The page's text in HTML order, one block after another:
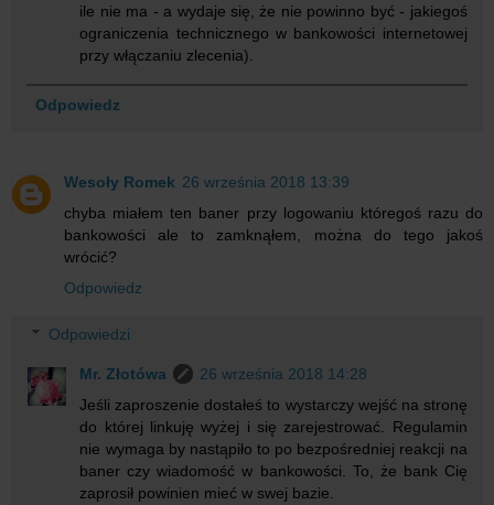
ile nie ma - a wydaje się, że nie powinno być - jakiegoś
ograniczenia technicznego w bankowości internetowej
przy włączaniu zlecenia).
Odpowiedz
Wesoły Romek 26 września 2018 13:39
chyba miałem ten baner przy logowaniu któregoś razu do
bankowości ale to zamknąłem, można do tego jakoś
wrócić?
Odpowiedz
Odpowiedzi
Mr. Złotówa
26 września 2018 14:28
Jeśli zaproszenie dostałeś to wystarczy wejść na stronę
do której linkuję wyżej i się zarejestrować. Regulamin
nie wymaga by nastąpiło to po bezpośredniej reakcji na
baner czy wiadomość w bankowości. To, że bank Cię
zaprosił powinien mieć w swej bazie.